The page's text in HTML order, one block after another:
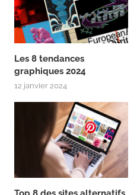
Les 8 tendances
graphiques 2024
12 janvier 2024